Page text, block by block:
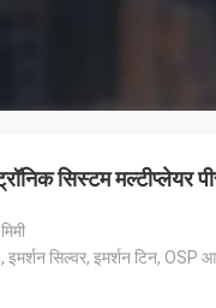
सिस्टम मल्टीप्लेयर
इमर्शन सिल्वर, इमर्शन टिन, OSP